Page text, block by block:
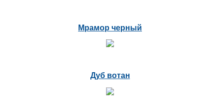
Мрамор черный
Дуб вотан